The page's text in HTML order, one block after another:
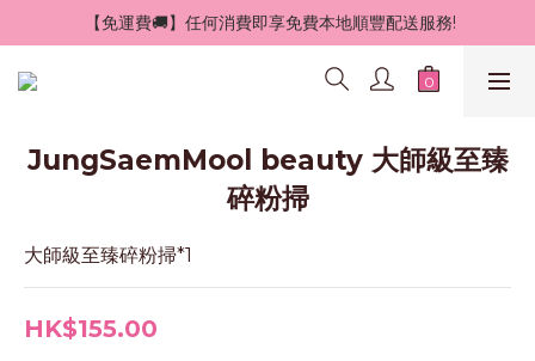
【免運費🚚】任何消費即享免費本地順豐配送服務!
JungSaemMool beauty 大師級至臻
碎粉掃
大師級至臻碎粉掃*1
HK$155.00